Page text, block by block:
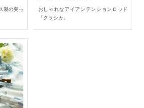
製の突っ
おしゃれなアイアンテンションロッド
「クラシカ」